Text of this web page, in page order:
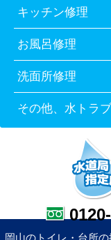
キッチン修理
お風呂修理
洗面所修理
その他、水トラ
岡山のトイレ・台所